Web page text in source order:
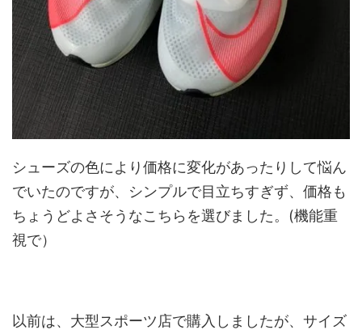
シューズの色により価格に変化があったりして悩ん
でいたのですが、シンプルで目立ちすぎず、価格も
ちょうどよさそうなこちらを選びました。(機能重
視で）
以前は、大型スポーツ店で購入しましたが、サイズ